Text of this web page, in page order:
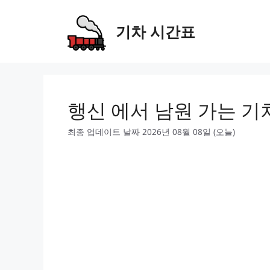
기차 시간표
행신 에서 남원 가는 기
최종 업데이트 날짜 2026년 08월 08일 (오늘)